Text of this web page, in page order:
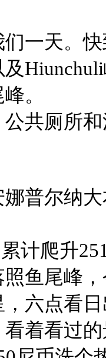
一天。
。
共厕所
普尔纳
计爬升
鱼尾峰
六点看
着看过